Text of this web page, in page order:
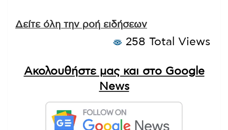
Δείτε όλη την ροή ειδήσεων
258 Total Views
Ακολουθήστε μας και στο Google
News